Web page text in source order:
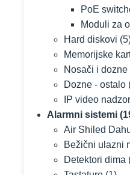
PoE
Moduli za
Hard diskovi
Memorijske
Nosači i dozne
Dozne - ostalo
IP video
Alarmni sistemi
Air Shiled
Bežični ulazni
Detektori dima